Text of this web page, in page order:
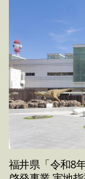
福井県「令和8